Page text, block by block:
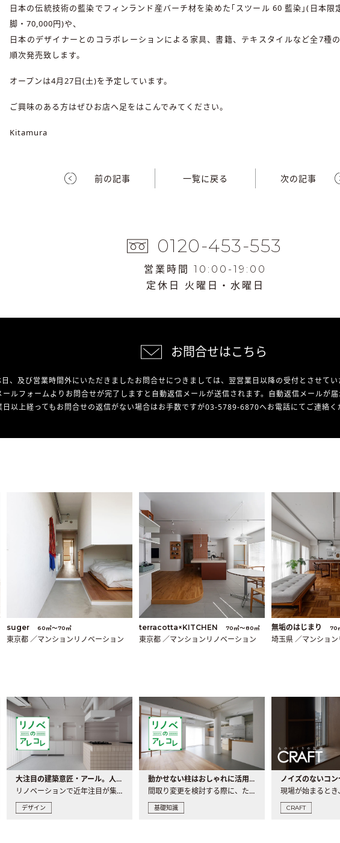
日本の伝統技術の藍染でフィンランド産バーチ材を染めた｢スツール 60 藍染｣(日本限
脚・70,000円)や、
日本のデザイナーとのコラボレーションによる家具、書籍、テキスタイルなど全7種
順次発売致します。
オープンは4月27日(土)を予定しています。
ご興味のある方はぜひお店へ足をはこんでみてください。
Kitamura
前の記事 一覧に戻る 次の記事
0120-453-553
営業時間 10:00-19:00
定休日 火曜日・水曜日
お問合せはこちら
、及び営業時間外にいただきましたお問合せにつきましては、翌営業日以降の受付とさせてい
ールフォームよりお問合せが完了しますと自動返信メールが送信されます。自動返信メールが届
日以上経ってもお問合せの返信がない場合はお手数ですが03-5789-6870へお電話にてご連絡く
suger 60㎡〜70㎡
東京都 ／マンションリノベーション
terracotta×KITCHEN 70㎡〜80㎡
東京都 ／マンションリノベーション
無垢のはじまり 70
埼玉県 ／マンショ
大注目の建築意匠・アール。人気の理由と空間に取り入れるポイント
リノベーションで近年注目が集まる建築意匠の一つであるアール..
デザイン
動かせない柱はおしゃれに活用！柱を魅せるリノベーション(リノベ)4選
間取り変更を検討する際に、たびたび皆さんの頭を悩ませる動か..
基礎知識
ノイズのないコン
CRAFT